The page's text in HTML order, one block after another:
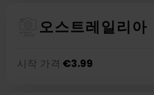
오스트레일리아
시작 가격 €3.99